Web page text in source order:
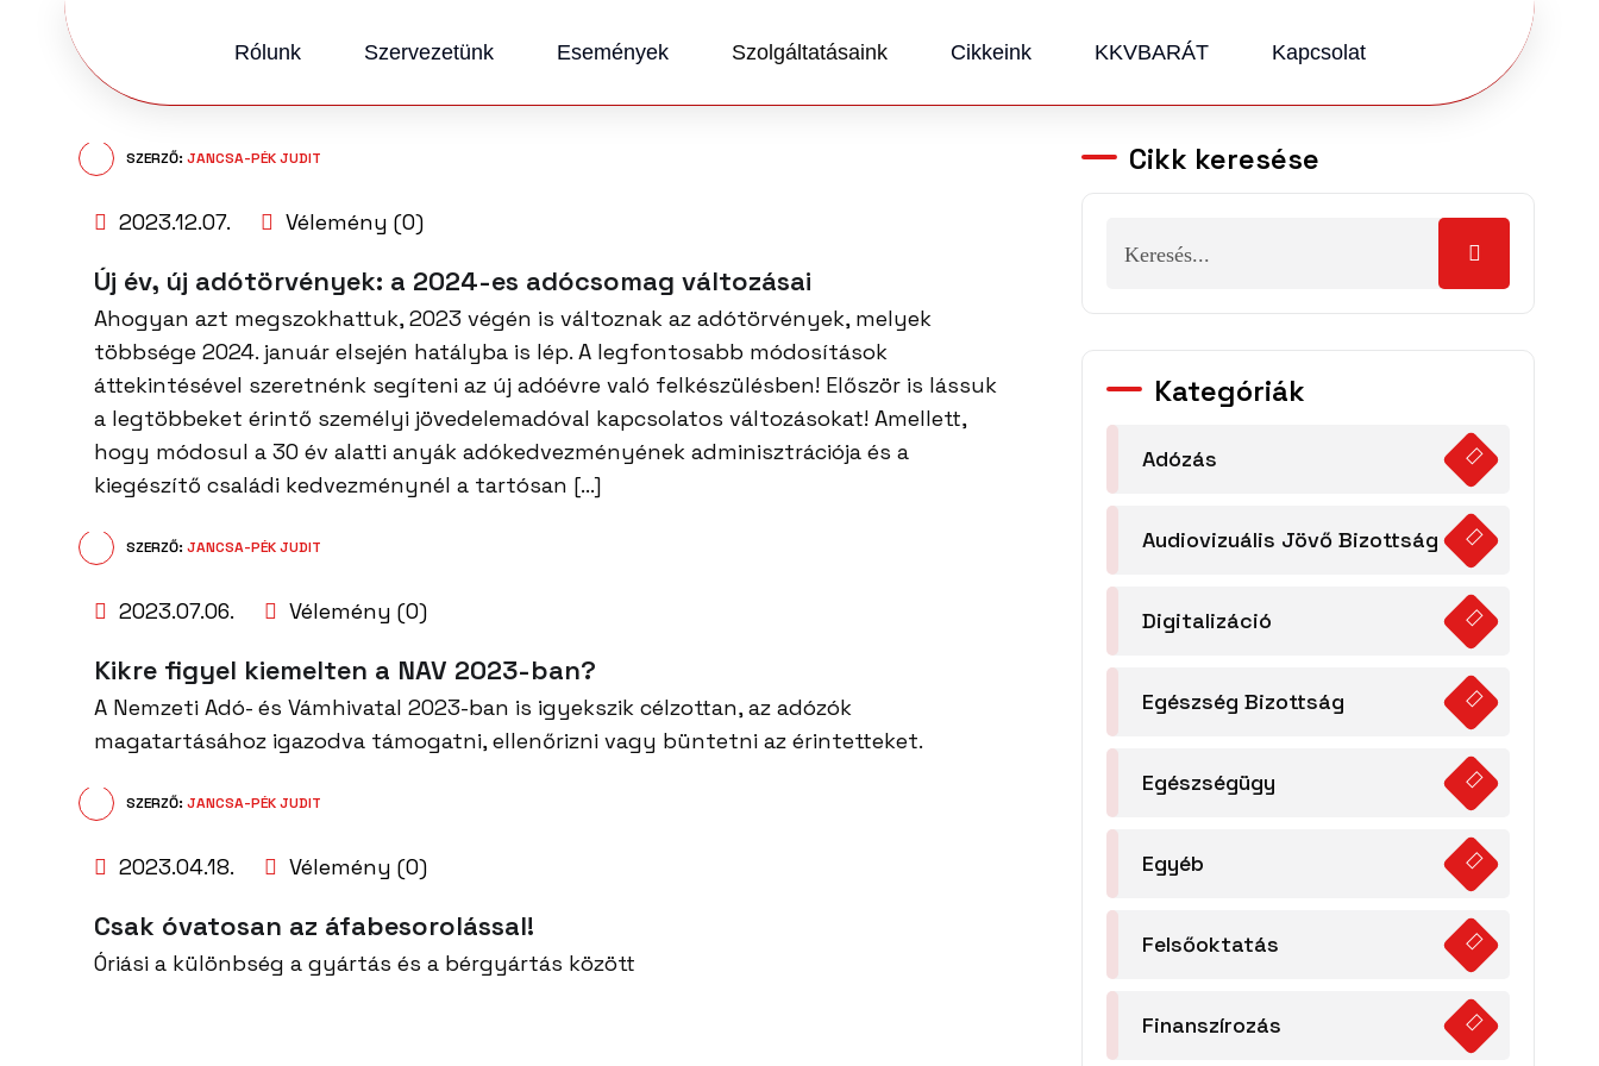
Rólunk Szervezetünk Események Szolgáltatásaink Cikkeink KKVBARÁT Kapcsolat
SZERZŐ: JANCSA-PÉK JUDIT
2023.12.07. Vélemény (0)
Új év, új adótörvények: a 2024-es adócsomag változásai
Ahogyan azt megszokhattuk, 2023 végén is változnak az adótörvények, melyek
többsége 2024. január elsején hatályba is lép. A legfontosabb módosítások
áttekintésével szeretnénk segíteni az új adóévre való felkészülésben! Először is lássuk
a legtöbbeket érintő személyi jövedelemadóval kapcsolatos változásokat! Amellett,
hogy módosul a 30 év alatti anyák adókedvezményének adminisztrációja és a
kiegészítő családi kedvezménynél a tartósan […]
SZERZŐ: JANCSA-PÉK JUDIT
2023.07.06. Vélemény (0)
Kikre figyel kiemelten a NAV 2023-ban?
A Nemzeti Adó- és Vámhivatal 2023-ban is igyekszik célzottan, az adózók
magatartásához igazodva támogatni, ellenőrizni vagy büntetni az érintetteket.
SZERZŐ: JANCSA-PÉK JUDIT
2023.04.18. Vélemény (0)
Csak óvatosan az áfabesorolással!
Óriási a különbség a gyártás és a bérgyártás között
Cikk keresése
Kategóriák
Adózás
Audiovizuális Jövő Bizottság
Digitalizáció
Egészség Bizottság
Egészségügy
Egyéb
Felsőoktatás
Finanszírozás